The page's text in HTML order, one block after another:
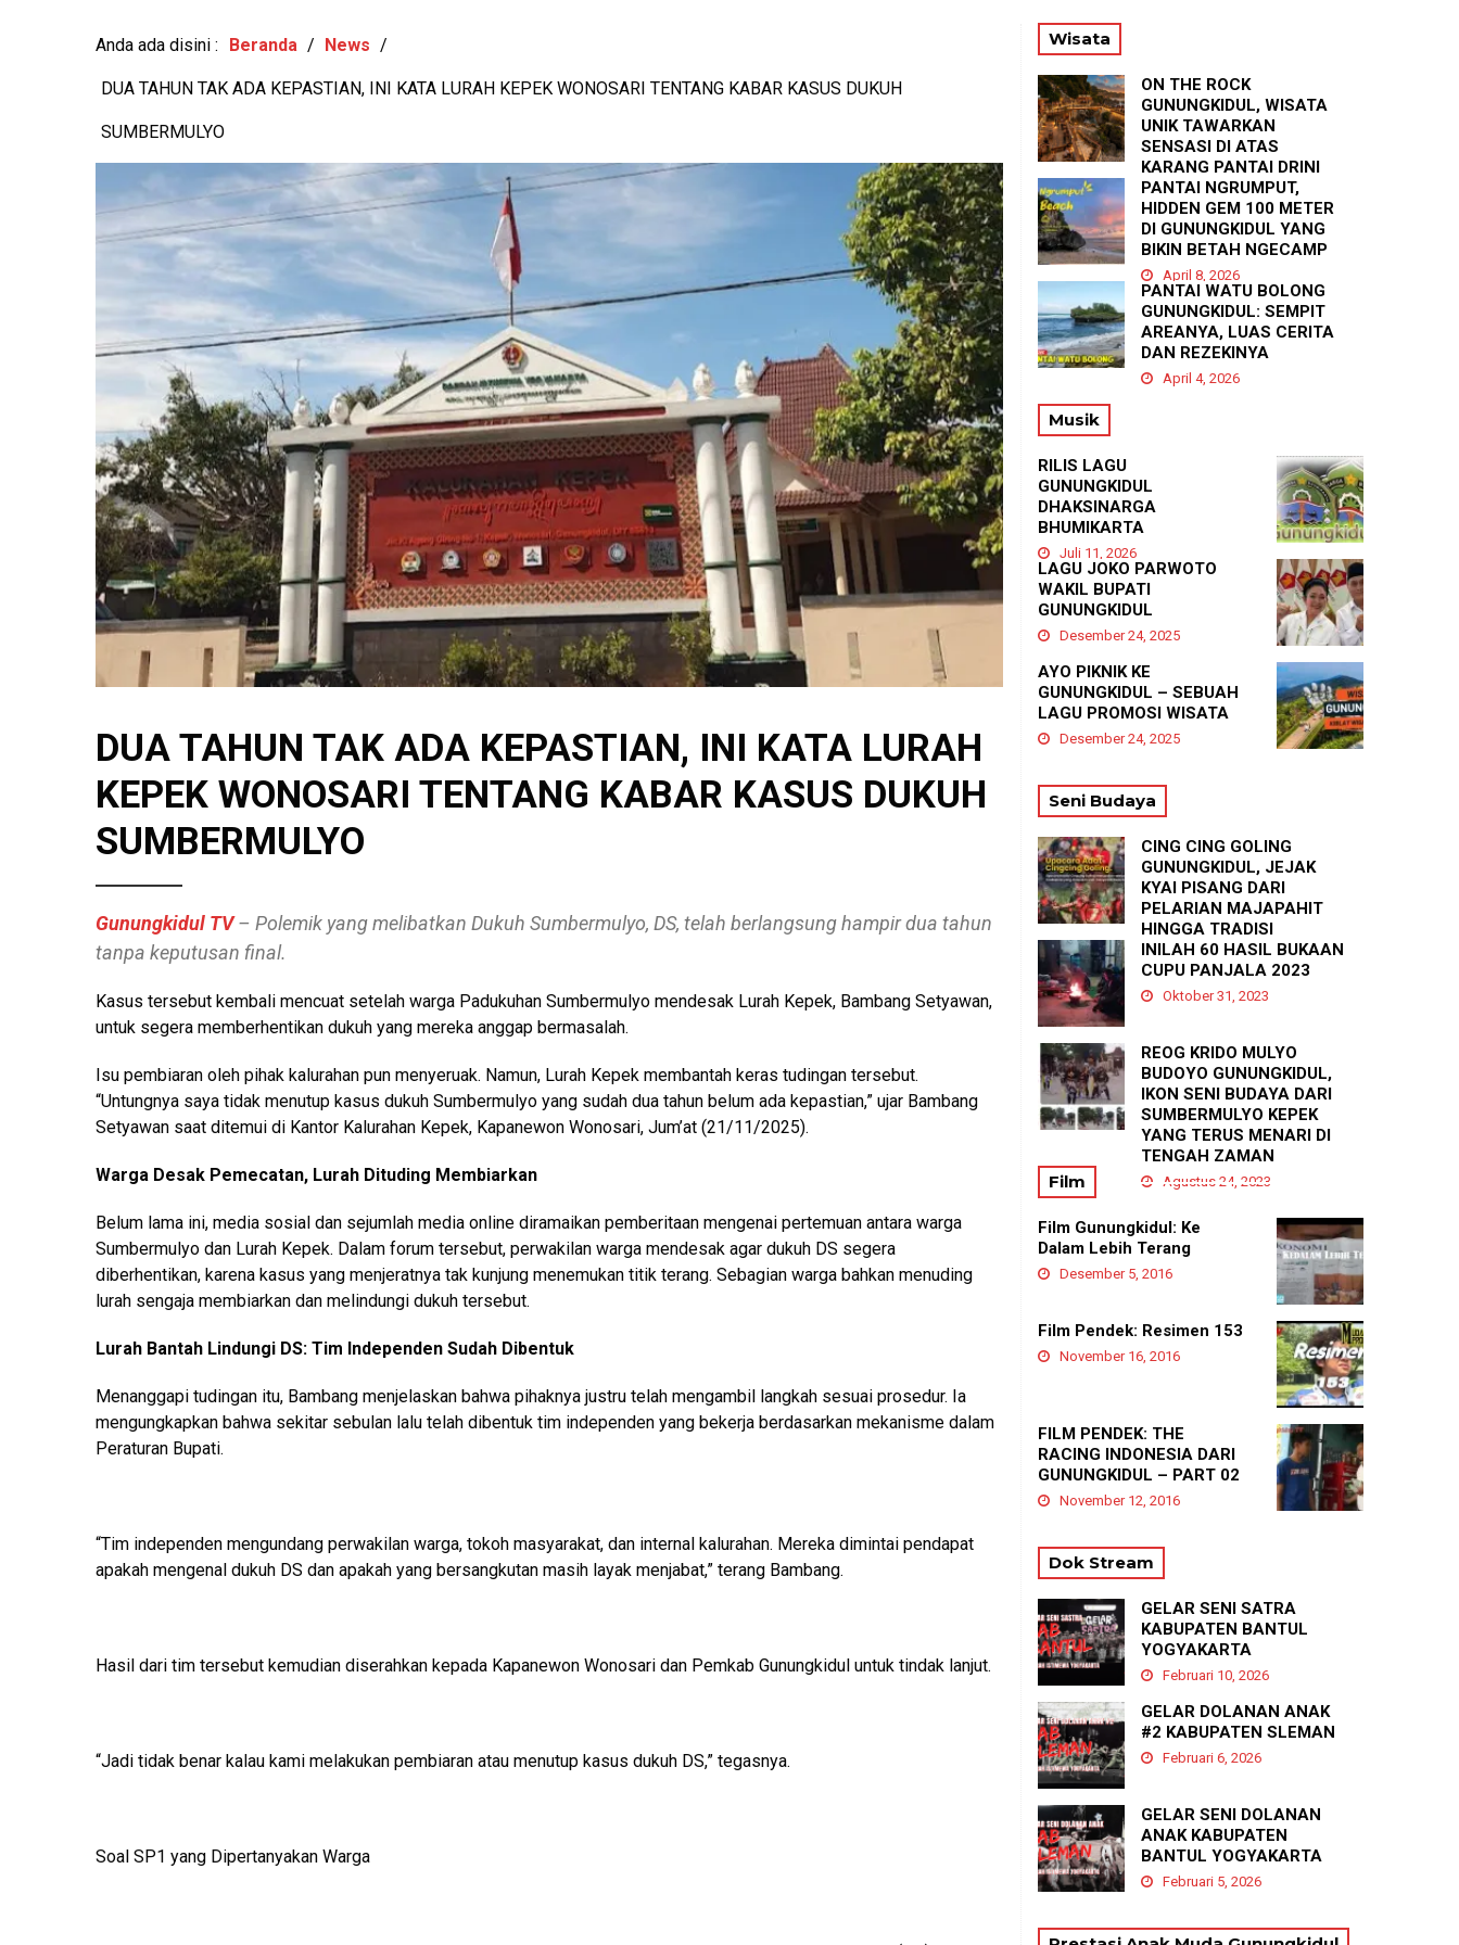
Anda ada disini : Beranda / News /
DUA TAHUN TAK ADA KEPASTIAN, INI KATA LURAH KEPEK WONOSARI TENTANG KABAR KASUS DUKUH
SUMBERMULYO
DUA TAHUN TAK ADA KEPASTIAN, INI KATA LURAH
KEPEK WONOSARI TENTANG KABAR KASUS DUKUH
SUMBERMULYO
Gunungkidul TV– Polemik yang melibatkan Dukuh Sumbermulyo, DS, telah berlangsung hampir dua tahun
tanpa keputusan final.
Kasus tersebut kembali mencuat setelah warga Padukuhan Sumbermulyo mendesak Lurah Kepek, Bambang Setyawan,
untuk segera memberhentikan dukuh yang mereka anggap bermasalah.
Isu pembiaran oleh pihak kalurahan pun menyeruak. Namun, Lurah Kepek membantah keras tudingan tersebut.
“Untungnya saya tidak menutup kasus dukuh Sumbermulyo yang sudah dua tahun belum ada kepastian,” ujar Bambang
Setyawan saat ditemui di Kantor Kalurahan Kepek, Kapanewon Wonosari, Jum’at (21/11/2025).
Warga Desak Pemecatan, Lurah Dituding Membiarkan
Belum lama ini, media sosial dan sejumlah media online diramaikan pemberitaan mengenai pertemuan antara warga
Sumbermulyo dan Lurah Kepek. Dalam forum tersebut, perwakilan warga mendesak agar dukuh DS segera
diberhentikan, karena kasus yang menjeratnya tak kunjung menemukan titik terang. Sebagian warga bahkan menuding
lurah sengaja membiarkan dan melindungi dukuh tersebut.
Lurah Bantah Lindungi DS: Tim Independen Sudah Dibentuk
Menanggapi tudingan itu, Bambang menjelaskan bahwa pihaknya justru telah mengambil langkah sesuai prosedur. Ia
mengungkapkan bahwa sekitar sebulan lalu telah dibentuk tim independen yang bekerja berdasarkan mekanisme dalam
Peraturan Bupati.
“Tim independen mengundang perwakilan warga, tokoh masyarakat, dan internal kalurahan. Mereka dimintai pendapat
apakah mengenal dukuh DS dan apakah yang bersangkutan masih layak menjabat,” terang Bambang.
Hasil dari tim tersebut kemudian diserahkan kepada Kapanewon Wonosari dan Pemkab Gunungkidul untuk tindak lanjut.
“Jadi tidak benar kalau kami melakukan pembiaran atau menutup kasus dukuh DS,” tegasnya.
Soal SP1 yang Dipertanyakan Warga
Wisata
ON THE ROCK
GUNUNGKIDUL, WISATA
UNIK TAWARKAN
SENSASI DI ATAS
KARANG PANTAI DRINI
April 23, 2026
PANTAI NGRUMPUT,
HIDDEN GEM 100 METER
DI GUNUNGKIDUL YANG
BIKIN BETAH NGECAMP
April 8, 2026
PANTAI WATU BOLONG
GUNUNGKIDUL: SEMPIT
AREANYA, LUAS CERITA
DAN REZEKINYA
April 4, 2026
Musik
RILIS LAGU
GUNUNGKIDUL
DHAKSINARGA
BHUMIKARTA
Juli 11, 2026
LAGU JOKO PARWOTO
WAKIL BUPATI
GUNUNGKIDUL
Desember 24, 2025
AYO PIKNIK KE
GUNUNGKIDUL – SEBUAH
LAGU PROMOSI WISATA
Desember 24, 2025
Seni Budaya
CING CING GOLING
GUNUNGKIDUL, JEJAK
KYAI PISANG DARI
PELARIAN MAJAPAHIT
HINGGA TRADISI
TASYAKURAN
PADUKUHAN GEDANGAN
Agustus 21, 2025
INILAH 60 HASIL BUKAAN
CUPU PANJALA 2023
Oktober 31, 2023
REOG KRIDO MULYO
BUDOYO GUNUNGKIDUL,
IKON SENI BUDAYA DARI
SUMBERMULYO KEPEK
YANG TERUS MENARI DI
TENGAH ZAMAN
Agustus 24, 2023
Film
Film Gunungkidul: Ke
Dalam Lebih Terang
Desember 5, 2016
Film Pendek: Resimen 153
November 16, 2016
FILM PENDEK: THE
RACING INDONESIA DARI
GUNUNGKIDUL – PART 02
November 12, 2016
Dok Stream
GELAR SENI SATRA
KABUPATEN BANTUL
YOGYAKARTA
Februari 10, 2026
GELAR DOLANAN ANAK
#2 KABUPATEN SLEMAN
Februari 6, 2026
GELAR SENI DOLANAN
ANAK KABUPATEN
BANTUL YOGYAKARTA
Februari 5, 2026